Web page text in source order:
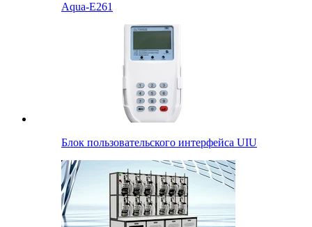
Aqua-E261
Блок пользовательского интерфейса UIU